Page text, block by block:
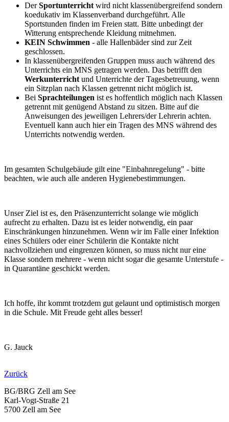
DerSportunterricht wird nicht klassenübergreifend sondern
koedukativ im Klassenverband durchgeführt. Alle
Sportstunden finden im Freien statt. Bitte unbedingt der
Witterung entsprechende Kleidung mitnehmen.
KEIN Schwimmen - alle Hallenbäder sind zur Zeit
geschlossen.
In klassenübergreifenden Gruppen muss auch während des
Unterrichts ein MNS getragen werden. Das betrifft den
Werkunterricht und Unterrichte der Tagesbetreuung, wenn
ein Sitzplan nach Klassen getrennt nicht möglich ist.
Bei Sprachteilungen ist es hoffentlich möglich nach Klassen
getrennt mit genügend Abstand zu sitzen. Bitte auf die
Anweisungen des jeweiligen Lehrers/der Lehrerin achten.
Eventuell kann auch hier ein Tragen des MNS während des
Unterrichts notwendig werden.
Im gesamten Schulgebäude gilt eine "Einbahnregelung" - bitte
beachten, wie auch alle anderen Hygienebestimmungen.
Unser Ziel ist es, den Präsenzunterricht solange wie möglich
aufrecht zu erhalten. Dazu ist es leider notwendig, ein paar
Einschränkungen hinzunehmen. Wenn wir im Falle einer Infektion
eines Schülers oder einer Schülerin die Kontakte nicht
nachvollziehen und eingrenzen können, so muss nicht nur eine
Klasse sondern mehrere - wenn nicht sogar die gesamte Unterstufe -
in Quarantäne geschickt werden.
Ich hoffe, ihr kommt trotzdem gut gelaunt und optimistisch morgen
in die Schule. Mit Freude geht alles besser!
G. Jauck
Zurück
BG/BRG Zell am See
Karl-Vogt-Straße 21
5700 Zell am See